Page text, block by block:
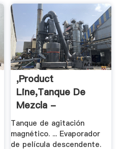
,Product
Line,Tanque De
Mezcla -
Spn.zjdayu
Tanque de agitación
magnético. ... Evaporador
de película descendente.